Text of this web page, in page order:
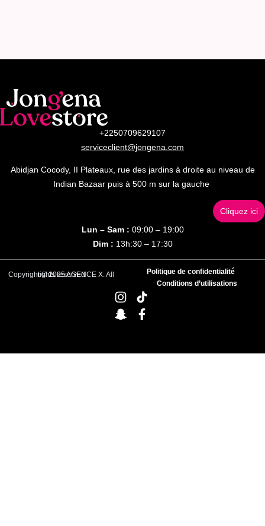
+2250709629107
serviceclient@jongena.com
Abidjan Cocody, II Plateaux, rue des jardins à droite au niveau de
Indian Bazaar puis à 500 m sur la gauche
Cliquez ici
Lun – Sam : 09:00 – 19:00
Dim : 13h:30 – 17:30
Copyright © 2025 AGENCE X. All rights reserved
Politique de confidentialité
Conditions d’utilisations